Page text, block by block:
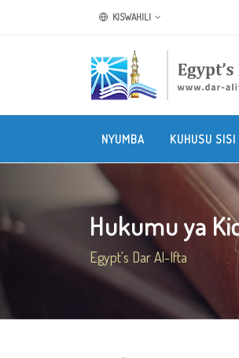
KISWAHILI
NYUMBA KUHUSU SISI
Hukumu ya
Egypt's Dar Al-Ifta